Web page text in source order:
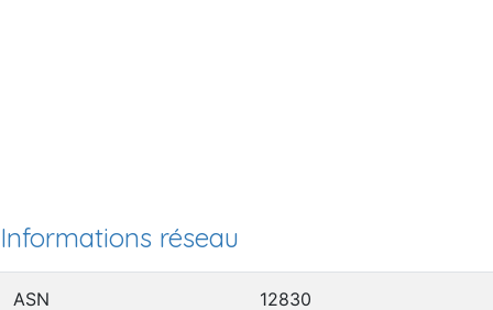
Informations réseau
ASN 12830